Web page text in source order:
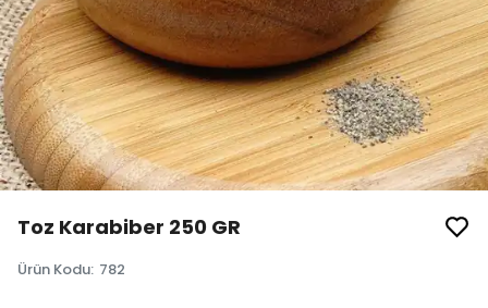
Toz Karabiber 250 GR
Ürün Kodu: 782